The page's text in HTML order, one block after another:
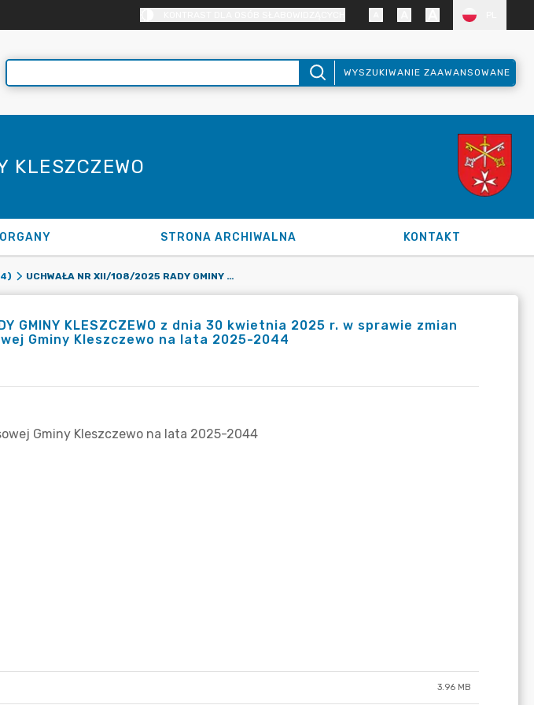
WYSZUKIWANIE ZAAWANSOWANE
KLESZCZEWO
ORGANY STRONA ARCHIWALNA KONTAKT
UCHWAŁA NR XII/108/2025 RADY GMINY KLESZCZEWO Z DNIA 30 KWIETNIA 2025 R. W SPRAWIE ZMIAN WIELOLETNIEJ PROGNOZY FINANSOWEJ GMINY KLESZCZEWO NA LATA 2025-2044
GMINY KLESZCZEWO z dnia 30 kwietnia 2025 r. w sprawie zmian
Gminy Kleszczewo na lata 2025-2044
3.96 MB